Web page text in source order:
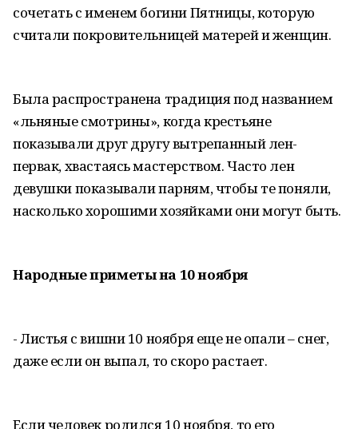
сочетать с именем богини Пятницы, которую
считали покровительницей матерей и женщин.
Была распространена традиция под названием
«льняные смотрины», когда крестьяне
показывали друг другу вытрепанный лен-
первак, хвастаясь мастерством. Часто лен
девушки показывали парням, чтобы те поняли,
насколько хорошими хозяйками они могут быть.
Народные приметы на 10 ноября
- Листья с вишни 10 ноября еще не опали – снег,
даже если он выпал, то скоро растает.
Если человек родился 10 ноября, то его